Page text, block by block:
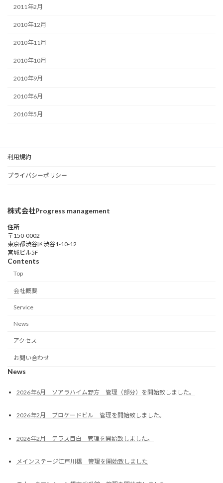
2011年2月
2010年12月
2010年11月
2010年10月
2010年9月
2010年6月
2010年5月
利用規約
プライバシーポリシー
株式会社Progress management
住所
〒150-0002
東京都渋谷区渋谷1-10-12
宮城ビル5F
Contents
Top
会社概要
Service
News
アクセス
お問い合わせ
News
2026年6月 ソアラハイム野方 管理（部分）を開始致しました。
2026年2月 ブロケードビル 管理を開始致しました。
2026年2月 テラス目白 管理を開始致しました。
メインステージ江戸川橋 管理を開始致しました